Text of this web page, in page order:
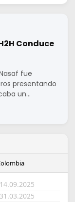
Conduce
fue
presentando
un…